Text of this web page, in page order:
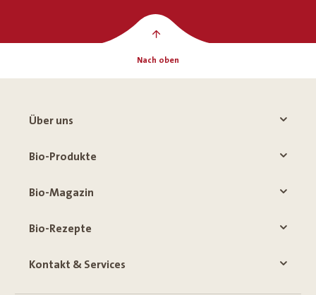
Nach oben
Über uns
Bio-Produkte
Bio-Magazin
Bio-Rezepte
Kontakt & Services